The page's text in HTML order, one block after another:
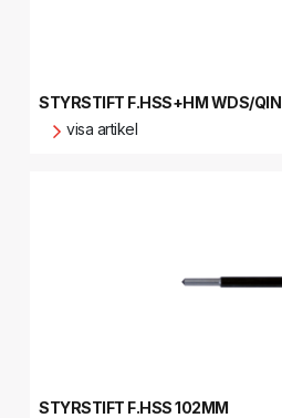
STYRSTIFT F.HSS+HM WDS/QIN
visa artikel
STYRSTIFT F.HSS 102MM